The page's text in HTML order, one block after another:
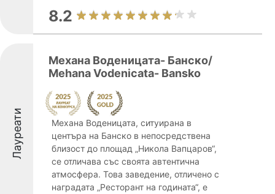
8.2
Лауреати
Механа Воденицата- Банско/
Mehana Vodenicata- Bansko
Механа Воденицата, ситуирана в
центъра на Банско в непосредствена
близост до площад „Никола Вапцаров“,
се отличава със своята автентична
атмосфера. Това заведение, отличено с
наградата „Ресторант на годината“, е